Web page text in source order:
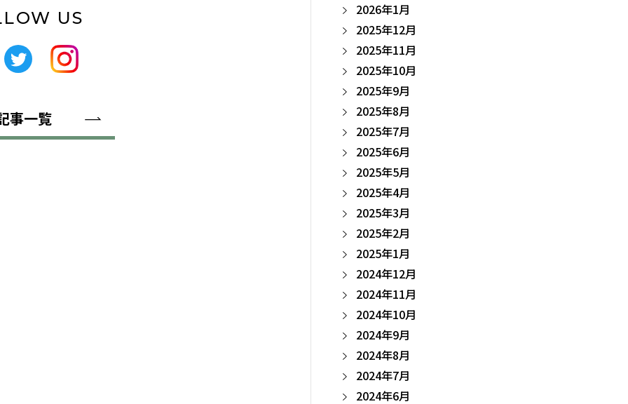
US
事一覧
2026年1月
2025年12月
2025年11月
2025年10月
2025年9月
2025年8月
2025年7月
2025年6月
2025年5月
2025年4月
2025年3月
2025年2月
2025年1月
2024年12月
2024年11月
2024年10月
2024年9月
2024年8月
2024年7月
2024年6月